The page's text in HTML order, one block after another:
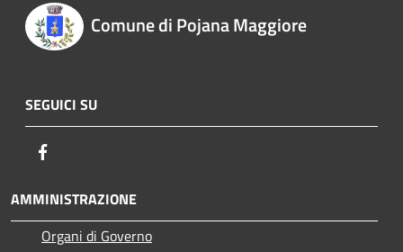
Comune di Pojana Maggiore
SEGUICI SU
AMMINISTRAZIONE
Organi di Governo